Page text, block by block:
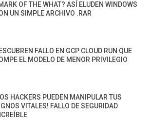
OF THE WHAT? ASÍ ELUDEN WINDOWS
UN SIMPLE ARCHIVO .RAR
FALLO EN GCP CLOUD RUN QUE
EL MODELO DE MENOR PRIVILEGIO
HACKERS PUEDEN MANIPULAR TUS
VITALES! FALLO DE SEGURIDAD